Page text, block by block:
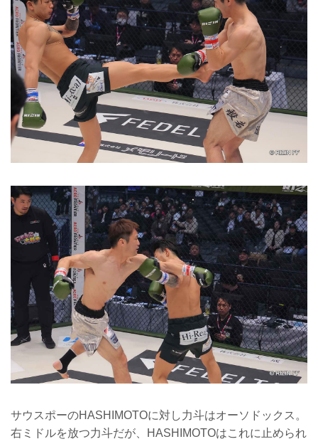
サウスポーのHASHIMOTOに対し力斗はオーソドックス。
右ミドルを放つ力斗だが、HASHIMOTOはこれに止められ